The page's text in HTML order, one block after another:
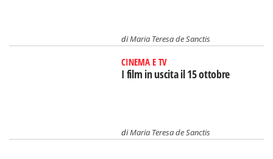
diMaria Teresa de Sanctis
CINEMA E TV
I film in uscita il 15 ottobre
diMaria Teresa de Sanctis